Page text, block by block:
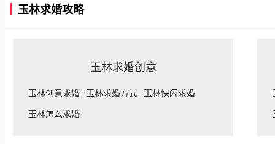
玉林求婚攻略
玉林求婚创意
玉林创意求婚 玉林求婚方式 玉林快闪求婚
玉林怎么求婚